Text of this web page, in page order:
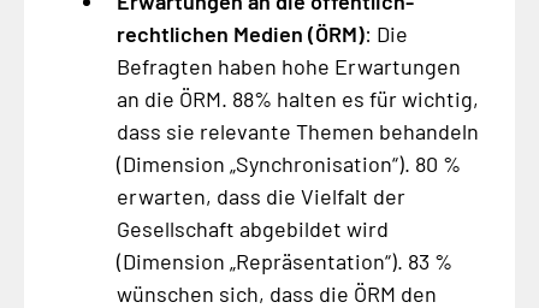
rechtlichen Medien (ÖRM): Die
Befragten haben hohe Erwartungen
an die ÖRM. 88% halten es für wichtig,
dass sie relevante Themen behandeln
(Dimension „Synchronisation“). 80 %
erwarten, dass die Vielfalt der
Gesellschaft abgebildet wird
(Dimension „Repräsentation“). 83 %
wünschen sich, dass die ÖRM den